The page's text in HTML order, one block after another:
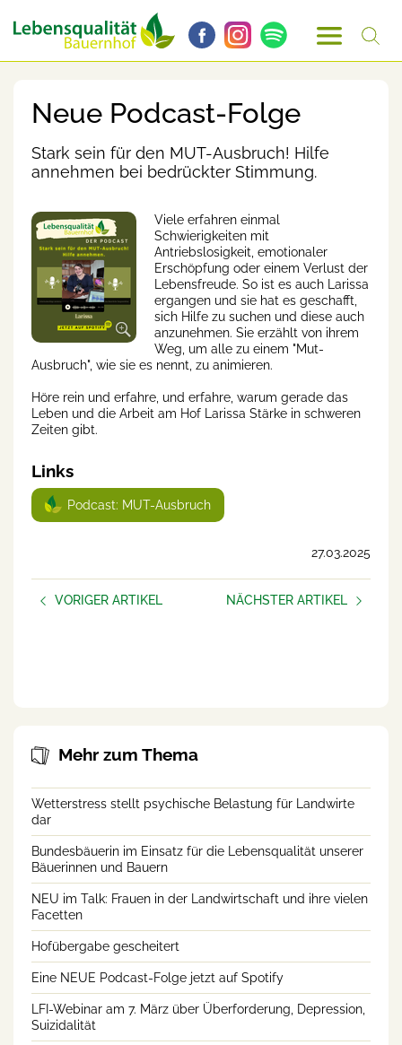
Neue Podcast-Folge
Stark sein für den MUT-Ausbruch! Hilfe
annehmen bei bedrückter Stimmung.
Viele erfahren einmal
Schwierigkeiten mit
Antriebslosigkeit, emotionaler
Erschöpfung oder einem Verlust der
Lebensfreude. So ist es auch Larissa
ergangen und sie hat es geschafft,
sich Hilfe zu suchen und diese auch
anzunehmen. Sie erzählt von ihrem
Weg, um alle zu einem "Mut-
Ausbruch", wie sie es nennt, zu animieren.
Höre rein und erfahre, und erfahre, warum gerade das
Leben und die Arbeit am Hof Larissa Stärke in schweren
Zeiten gibt.
Links
Podcast: MUT-Ausbruch
27.03.2025
VORIGER ARTIKEL
NÄCHSTER ARTIKEL
Mehr zum Thema
Wetterstress stellt psychische Belastung für Landwirte
dar
Bundesbäuerin im Einsatz für die Lebensqualität unserer
Bäuerinnen und Bauern
NEU im Talk: Frauen in der Landwirtschaft und ihre vielen
Facetten
Hofübergabe gescheitert
Eine NEUE Podcast-Folge jetzt auf Spotify
LFI-Webinar am 7. März über Überforderung, Depression,
Suizidalität